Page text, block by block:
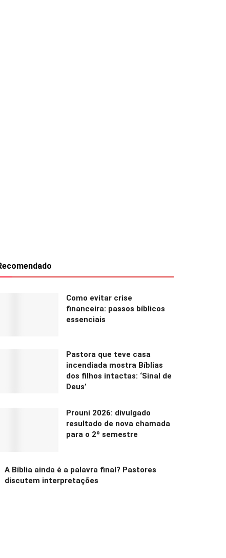
Como evitar crise
financeira: passos bíblicos
essenciais
Pastora que teve casa
incendiada mostra Bíblias
dos filhos intactas: ‘Sinal de
Deus’
Prouni 2026: divulgado
resultado de nova chamada
para o 2º semestre
A Bíblia ainda é a palavra final? Pastores
discutem interpretações